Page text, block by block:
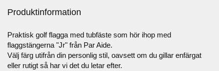
Produktinformation
Praktisk golf flagga med tubfäste som hör ihop med
flaggstängerna "Jr" från Par Aide.
Välj färg utifrån din personlig stil, oavsett om du gillar enfärgat
eller rutigt så har vi det du letar efter.